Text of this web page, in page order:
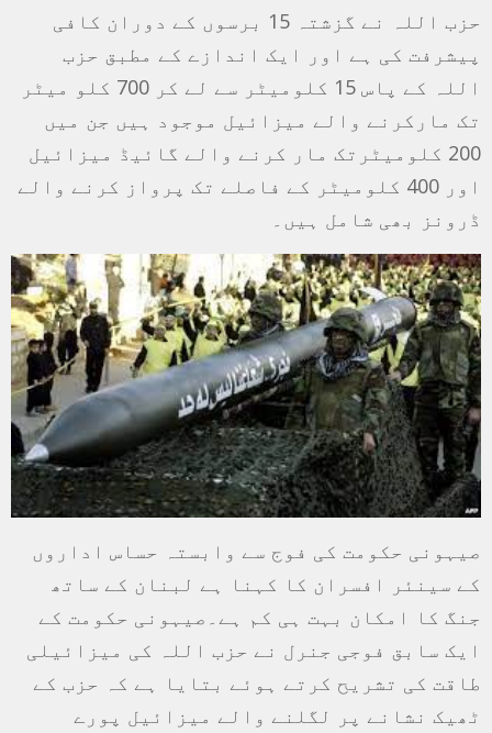
حزب اللہ نے گزشتہ 15 برسوں کے دوران کافی
پیشرفت کی ہے اور ایک اندازے کے مطبق حزب
اللہ کے پاس 15 کلومیٹر سے لے کر 700 کلو میٹر
تک مارکرنے والے میزائیل موجود ہیں جن میں
200 کلومیٹرتک مار کرنے والے گائیڈ میزائیل
اور 400 کلومیٹر کے فاصلے تک پرواز کرنے والے
ڈرونز بھی شامل ہیں۔
صیہونی حکومت کی فوج سے وابستہ حساس اداروں
کے سینئر افسران کا کہنا ہے لبنان کے ساتھ
جنگ کا امکان بہت ہی کم ہے۔صیہونی حکومت کے
ایک سابق فوجی جنرل نے حزب اللہ کی ميزائیلی
طاقت کی تشریح کرتے ہوئے بتایا ہے کہ حزب کے
ٹھیک نشانے پر لگلنے والے میزائیل پورے